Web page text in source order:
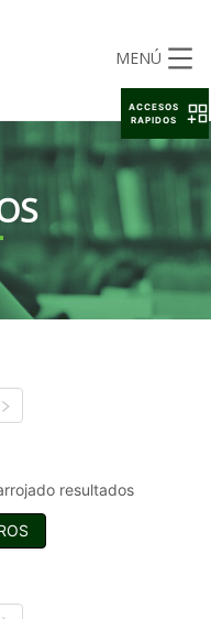
MENÚ
resultados
ACCESOS
RAPIDOS